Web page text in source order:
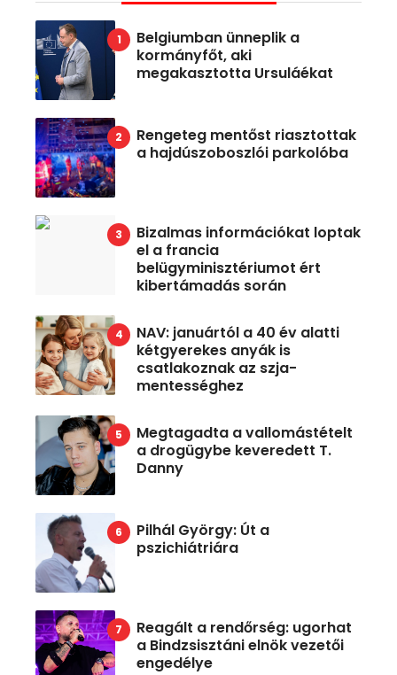
Belgiumban ünneplik a
kormányfőt, aki
megakasztotta Ursuláékat
Rengeteg mentőst riasztottak
a hajdúszoboszlói parkolóba
Bizalmas információkat loptak
el a francia
belügyminisztériumot ért
kibertámadás során
NAV: januártól a 40 év alatti
kétgyerekes anyák is
csatlakoznak az szja-
mentességhez
Megtagadta a vallomástételt
a drogügybe keveredett T.
Danny
Pilhál György: Út a
pszichiátriára
Reagált a rendőrség: ugorhat
a Bindzsisztáni elnök vezetői
engedélye